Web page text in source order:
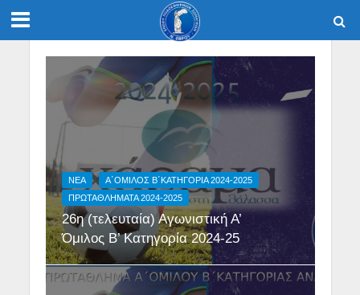
NEA
Α΄ΟΜΙΛΟΣ Β΄ΚΑΤΗΓΟΡΙΑ 2024-2025
ΠΡΩΤΑΘΛΗΜΑΤΑ 2024-2025
26η (τελευταία) Αγωνιστική Α’
Όμιλος Β’ Κατηγορία 2024-25